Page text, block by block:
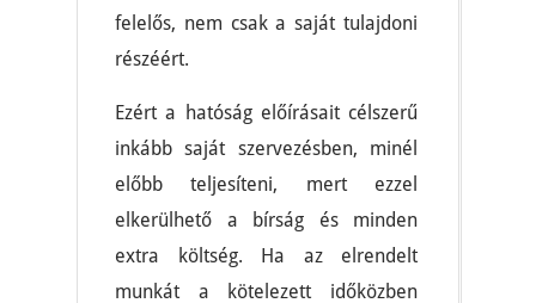
felelős, nem csak a saját tulajdoni
részéért.
Ezért a hatóság előírásait célszerű
inkább saját szervezésben, minél
előbb teljesíteni, mert ezzel
elkerülhető a bírság és minden
extra költség. Ha az elrendelt
munkát a kötelezett időközben